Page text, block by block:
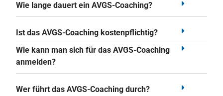
Wie lange dauert ein AVGS-Coaching?
Ist das AVGS-Coaching kostenpflichtig?
Wie kann man sich für das AVGS-Coaching
anmelden?
Wer führt das AVGS-Coaching durch?